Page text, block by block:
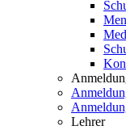
Lehrer